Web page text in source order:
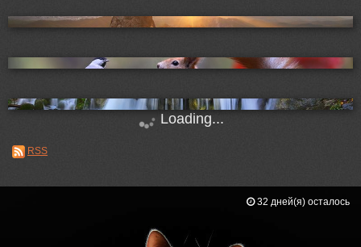
Loading...
RSS
32 дней(я) осталось